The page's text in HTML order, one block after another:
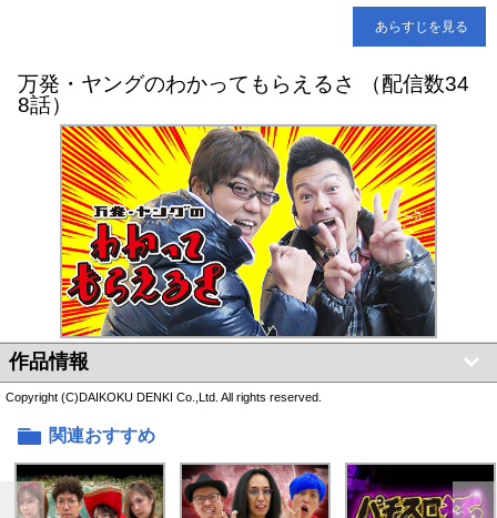
ニ/CRF X JAPAN 紅魂/
CR 獣王レジェンドオ
ブザキング HVJD/CR
あらすじを見る
万発・ヤングのわかってもらえるさ （配信数34
8話）
作品情報
Copyright (C)DAIKOKU DENKI Co.,Ltd. All rights reserved.
関連おすすめ